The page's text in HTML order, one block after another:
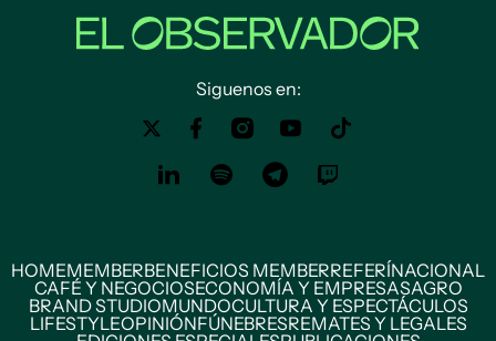
Siguenos en:
HOMEMEMBERBENEFICIOS MEMBERREFERÍNACIONAL
CAFÉ Y NEGOCIOSECONOMÍA Y EMPRESASAGRO
BRAND STUDIOMUNDOCULTURA Y ESPECTÁCULOS
LIFESTYLEOPINIÓNFÚNEBRESREMATES Y LEGALES